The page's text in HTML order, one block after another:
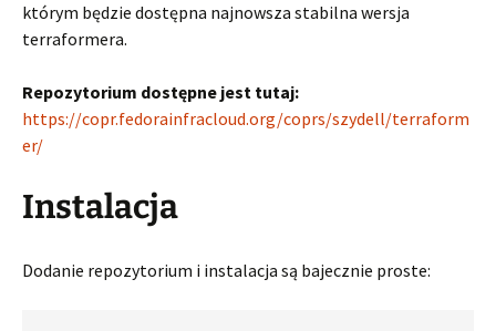
którym będzie dostępna najnowsza stabilna wersja
terraformera.
Repozytorium dostępne jest tutaj:
https://copr.fedorainfracloud.org/coprs/szydell/terraform
er/
Instalacja
Dodanie repozytorium i instalacja są bajecznie proste: